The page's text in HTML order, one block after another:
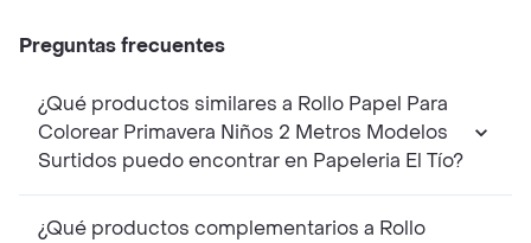
Preguntas frecuentes
¿Qué productos similares a Rollo Papel Para
Colorear Primavera Niños 2 Metros Modelos
Surtidos puedo encontrar en Papeleria El Tío?
¿Qué productos complementarios a Rollo